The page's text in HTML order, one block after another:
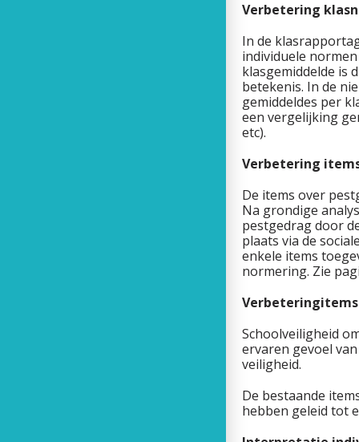
Verbetering
In de
individuele
klasgemiddelde is
betekenis. In de
gemiddeldes per
een vergelijking
etc).
Verbetering
De items over
Na grondige
pestgedrag door
plaats via de
enkele items
normering. Zie
Verbetering
Schoolveiligheid
ervaren gevoel
veiligheid.
De bestaande
hebben geleid tot